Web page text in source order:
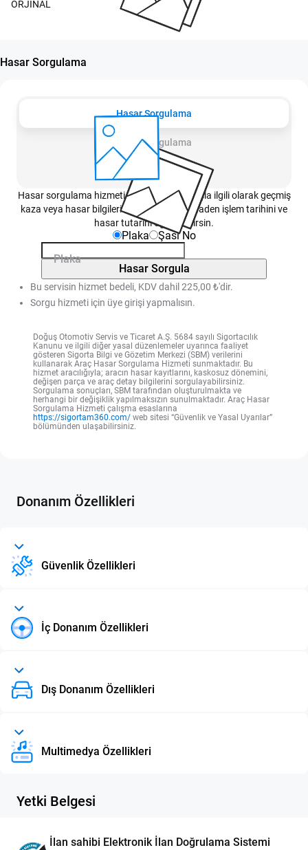
ORJİNAL
Hasar Sorgulama
Hasar Sorgulama
Detay Sorgulama
Değişen Parça Sorgulama
Hasar sorgulama hizmeti sayesinde bir araçla ilgili olarak geçmiş
kaza veya hasar bilgilerini, bu bilgilere istinaden işlem tarihini ve
hasar tutarını öğrenebilirsin.
Plaka
Şasi No
Plaka
Hasar Sorgula
Bu servisin hizmet bedeli, KDV dahil 225,00 ₺'dir.
Sorgu hizmeti için üye girişi yapmalısın.
Doğuş Otomotiv Servis ve Ticaret A.Ş. 5684 sayılı Sigortacılık
Kanunu ve ilgili diğer yasal düzenlemeler uyarınca faaliyet
gösteren Sigorta Bilgi ve Gözetim Merkezi (SBM) verilerini
kullanarak Araç Hasar Sorgulama Hizmeti sunmaktadır. Bu
hizmet aracılığıyla; aracın hasar kayıtlarını, kaskosuz dönemini,
değişen parça ve araç detay bilgilerini sorgulayabilirsiniz.
Sorgulama sonuçları, SBM tarafından oluşturulmakta ve
herhangi bir değişiklik yapılmaksızın sunulmaktadır. Araç Hasar
Sorgulama Hizmeti çalışma esaslarına
https://sigortam360.com/ web sitesi “Güvenlik ve Yasal Uyarılar”
bölümünden ulaşabilirsiniz.
Donanım Özellikleri
Güvenlik Özellikleri
İç Donanım Özellikleri
Dış Donanım Özellikleri
Multimedya Özellikleri
Yetki Belgesi
İlan sahibi Elektronik İlan Doğrulama Sistemi